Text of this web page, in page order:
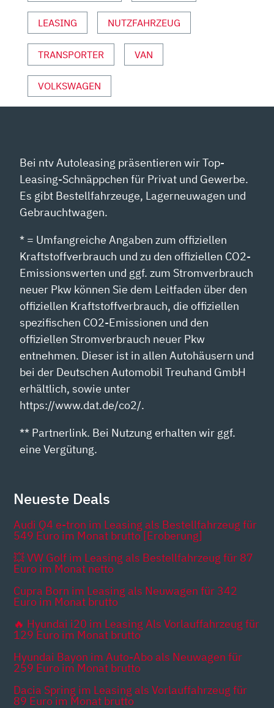
ANZEIGEN
LEASING NUTZFAHRZEUG
TRANSPORTER VAN
VOLKSWAGEN
Bei ntv Autoleasing präsentieren wir Top-
Leasing-Schnäppchen für Privat und Gewerbe.
Es gibt Bestellfahrzeuge, Lagerneuwagen und
Gebrauchtwagen.
* = Umfangreiche Angaben zum offiziellen
Kraftstoffverbrauch und zu den offiziellen CO2-
Emissionswerten und ggf. zum Stromverbrauch
neuer Pkw können Sie dem Leitfaden über den
offiziellen Kraftstoffverbrauch, die offiziellen
spezifischen CO2-Emissionen und den
offiziellen Stromverbrauch neuer Pkw
entnehmen. Dieser ist in allen Autohäusern und
bei der Deutschen Automobil Treuhand GmbH
erhältlich, sowie unter
https://www.dat.de/co2/.
** Partnerlink. Bei Nutzung erhalten wir ggf.
eine Vergütung.
Neueste Deals
Audi Q4 e-tron im Leasing als Bestellfahrzeug für
549 Euro im Monat brutto [Eroberung]
💥 VW Golf im Leasing als Bestellfahrzeug für 87
Euro im Monat netto
Cupra Born im Leasing als Neuwagen für 342
Euro im Monat brutto
🔥 Hyundai i20 im Leasing Als Vorlauffahrzeug für
129 Euro im Monat brutto
Hyundai Bayon im Auto-Abo als Neuwagen für
259 Euro im Monat brutto
Dacia Spring im Leasing als Vorlauffahrzeug für
89 Euro im Monat brutto